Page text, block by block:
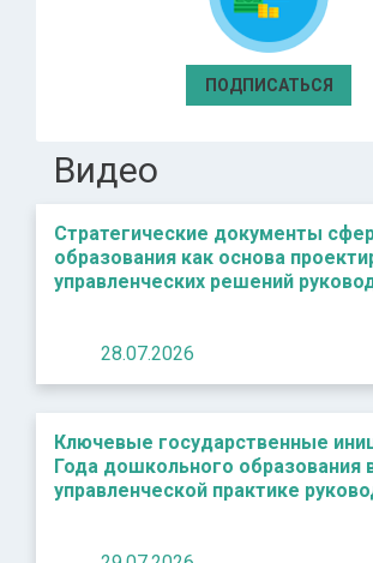
ПОДПИСАТЬСЯ
Видео
Стратегические документы
образования как основа
управленческих решений
28.07.2026
Ключевые государственные
Года дошкольного образования
управленческой практике